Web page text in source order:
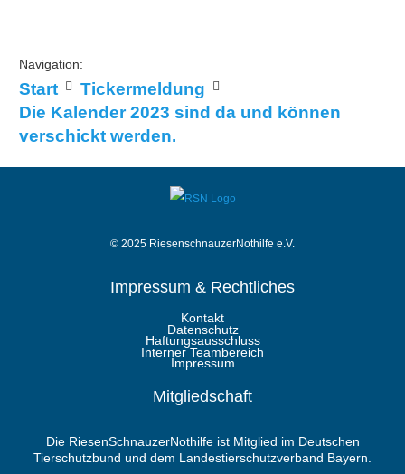
Navigation:
Start
Tickermeldung
Die Kalender 2023 sind da und können
verschickt werden.
© 2025 RiesenschnauzerNothilfe e.V.
Impressum & Rechtliches
Kontakt
Datenschutz
Haftungsausschluss
Interner Teambereich
Impressum
Mitgliedschaft
Die RiesenSchnauzerNothilfe ist Mitglied im Deutschen
Tierschutzbund und dem Landestierschutzverband Bayern.